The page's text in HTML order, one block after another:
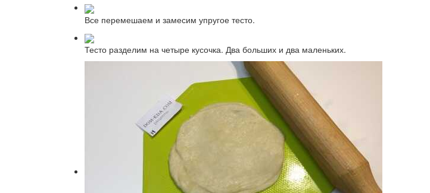
Все перемешаем и замесим упругое тесто.
Тесто разделим на четыре кусочка. Два больших и два маленьких.